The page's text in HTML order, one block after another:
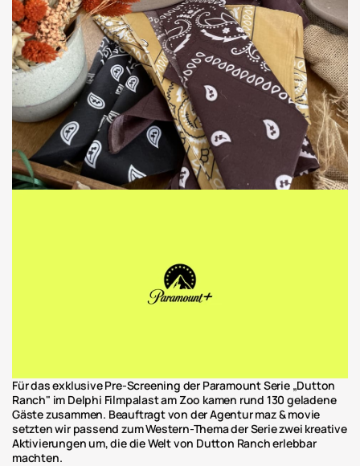
Für das exklusive Pre-Screening der Paramount Serie „Dutton
Ranch" im Delphi Filmpalast am Zoo kamen rund 130 geladene
Gäste zusammen. Beauftragt von der Agentur maz & movie
setzten wir passend zum Western-Thema der Serie zwei kreative
Aktivierungen um, die die Welt von Dutton Ranch erlebbar
machten.